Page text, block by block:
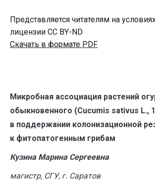
Представляется читателям на
лицензии CC BY-ND
Скачать в формате PDF
Микробная ассоциация растений
обыкновенного (Cucumis sativus L.,
в поддержании колонизационной
к фитопатогенным грибам
Кузина Марина Сергеевна
магистр, СГУ, г. Саратов